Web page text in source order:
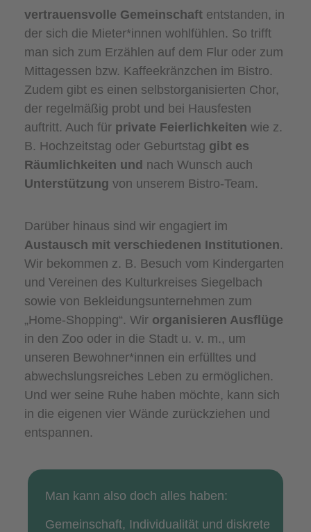
vertrauensvolle Gemeinschaft entstanden, in
der sich die Mieter*innen wohlfühlen. So trifft
man sich zum Erzählen auf dem Flur oder zum
Mittagessen bzw. Kaffeekränzchen im Bistro.
Zudem gibt es einen selbstorganisierten Chor,
der regelmäßig probt und bei Hausfesten
auftritt. Auch für private Feierlichkeiten wie z.
B. Hochzeitstag oder Geburtstag gibt es
Räumlichkeiten und nach Wunsch auch
Unterstützung von unserem Bistro-Team.
Darüber hinaus sind wir engagiert im
Austausch mit verschiedenen Institutionen.
Wir bekommen z. B. Besuch vom Kindergarten
und Vereinen des Kulturkreises Siegelbach
sowie von Bekleidungsunternehmen zum
„Home-Shopping“. Wir organisieren Ausflüge
in den Zoo oder in die Stadt u. v. m., um
unseren Bewohner*innen ein erfülltes und
abwechslungsreiches Leben zu ermöglichen.
Und wer seine Ruhe haben möchte, kann sich
in die eigenen vier Wände zurückziehen und
entspannen.
Man kann also doch alles haben:
Gemeinschaft, Individualität und diskrete